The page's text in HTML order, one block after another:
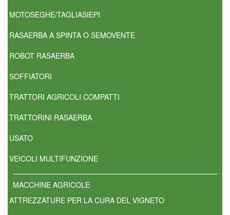
MOTOSEGHE/TAGLIASIEPI
RASAERBA A SPINTA O SEMOVENTE
ROBOT RASAERBA
SOFFIATORI
TRATTORI AGRICOLI COMPATTI
TRATTORINI RASAERBA
USATO
VEICOLI MULTIFUNZIONE
MACCHINE AGRICOLE
ATTREZZATURE PER LA CURA DEL VIGNETO